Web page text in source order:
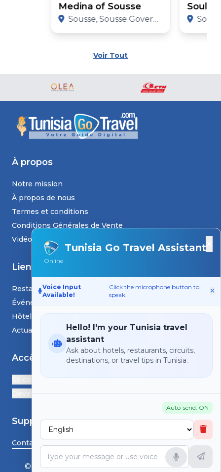
Medina of Sousse
Sousse, Sousse Governorate
Soula
Voir Tout
Tunisia Go Travel Assistant
Online
Voice Input
Available!
Click the microphone button to
speak.
Hello! I'm your Tunisia travel
assistant
Ask about hotels, restaurants, circuits,
destinations, or travel tips in Tunisia.
Auto-send: ON
À propos
Notre mission
À propos de nous
Termes et conditions
Conditions Générales de Vente
Vidéos
Liens
Restaurants
Événements
Hôtels
Actualités et blogs
Accès
Se connecter
Support
Contactez-nous
© HS TunisiaGoTravel - Tous droits réservés.